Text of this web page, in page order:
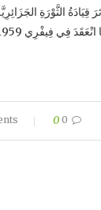
السُّوفْيَاتِيِّ يَوْمَ 1 أُكْتُوبْر
0 comments
0